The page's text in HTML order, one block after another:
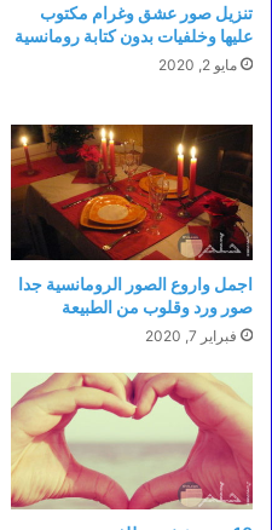
تنزيل صور عشق وغرام مكتوب
عليها وخلفيات بدون كتابة رومانسية
مايو 2, 2020
اجمل واروع الصور الرومانسية جدا
صور ورد وقلوب من الطبيعة
فبراير 7, 2020